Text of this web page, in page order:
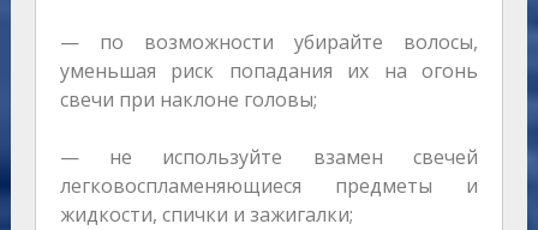
— по возможности убирайте волосы,
уменьшая риск попадания их на огонь
свечи при наклоне головы;
— не используйте взамен свечей
легковоспламеняющиеся предметы и
жидкости, спички и зажигалки;